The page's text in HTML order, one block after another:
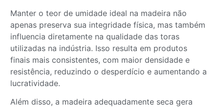
Manter o teor de umidade ideal na madeira não
apenas preserva sua integridade física, mas também
influencia diretamente na qualidade das toras
utilizadas na indústria. Isso resulta em produtos
finais mais consistentes, com maior densidade e
resistência, reduzindo o desperdício e aumentando a
lucratividade.
Além disso, a madeira adequadamente seca gera